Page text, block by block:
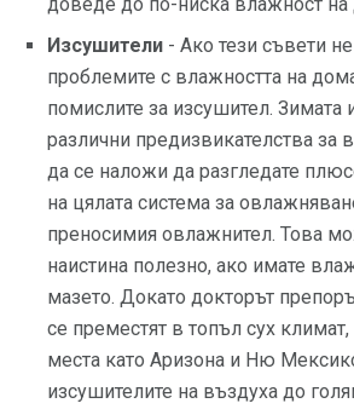
Изсушители - Ако тези съвети
проблемите с влажността на
помислите за изсушител. Зимата
различни предизвикателства за
да се наложи да разгледате
на цялата система за
преносимия овлажнител. Това
наистина полезно, ако имате
мазето. Докато докторът
се преместят в топъл сух
места като Аризона и Ню
изсушителите на въздуха до